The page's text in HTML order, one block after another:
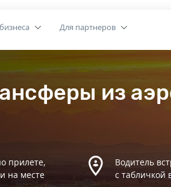
Для партнеров
из
прилете,
на месте
Водитель
с табличкой